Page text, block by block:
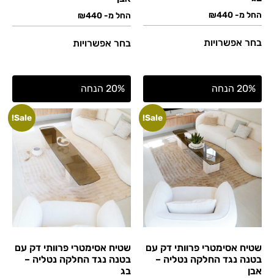
החל מ- ₪440
בחר אפשרויות
החל מ- ₪440
בחר אפשרויות
20% הנחה
Sale!
שטיח אסימטרי פרוותי דק עם
בטנה נגד החלקה נטליה –
אבן
20% הנחה
Sale!
שטיח אסימטרי פרוותי דק עם
בטנה נגד החלקה נטליה –
בג